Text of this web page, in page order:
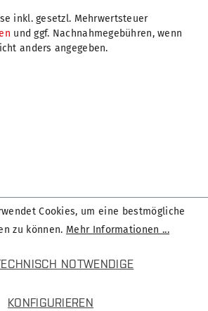
inkl. gesetzl. Mehrwertsteuer
und ggf. Nachnahmegebühren, wenn
anders angegeben.
Cookies, um eine bestmögliche
zu können. Mehr Informationen ...
NOTWENDIGE
KONFIGURIEREN